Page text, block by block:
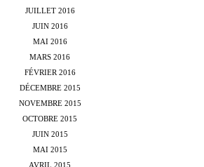
JUILLET 2016
JUIN 2016
MAI 2016
MARS 2016
FÉVRIER 2016
DÉCEMBRE 2015
NOVEMBRE 2015
OCTOBRE 2015
JUIN 2015
MAI 2015
AVRIL 2015